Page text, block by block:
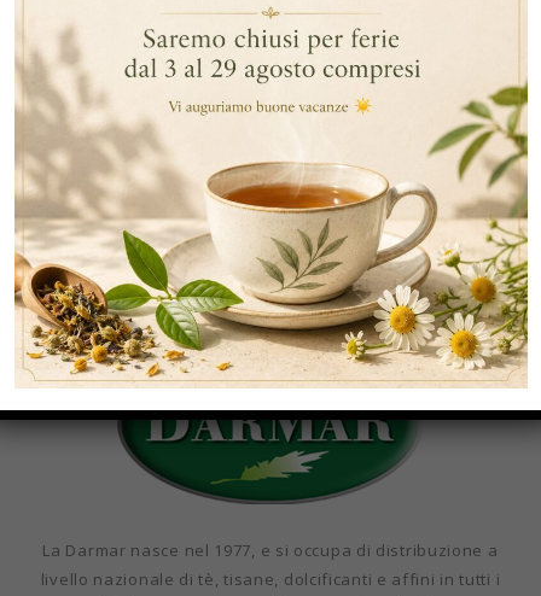
ARTICOLI RECENTI
RECENT COMMENTS
CATEGORIE
La Darmar nasce nel 1977, e si occupa di distribuzione a
livello nazionale di tè, tisane, dolcificanti e affini in tutti i